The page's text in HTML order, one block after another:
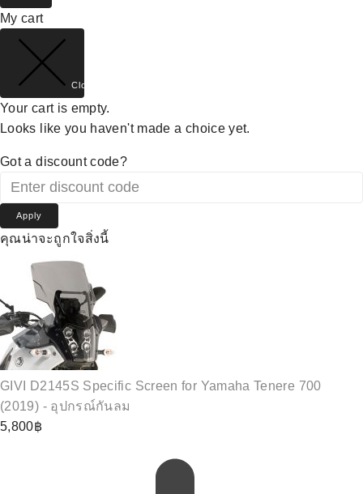
My cart
Close cart
Your cart is empty.
Looks like you haven't made a choice yet.
Got a discount code?
Apply
คุณน่าจะถูกใจสิ่งนี้
GIVI D2145S Specific Screen for Yamaha Tenere 700
(2019) - อุปกรณ์กันลม
5,800฿